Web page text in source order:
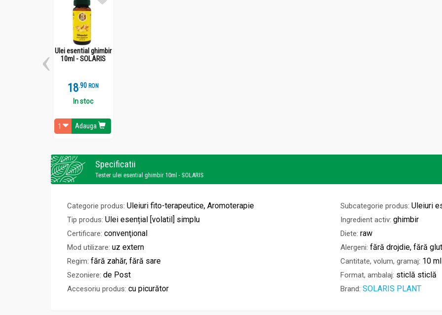
Ulei esential ghimbir
10ml - SOLARIS
18.9 RON
In stoc
Adauga
Specificatii
Tester ulei esential ghimbir 10ml - SOLARIS
Categorie produs: Uleiuri fito-terapeutice, Aromoterapie Subcategorie produs: Uleiuri
Tip produs: Ulei esențial [volatil] simplu Ingredient activ: ghimbir
Certificare: convenţional Diete: raw
Mod utilizare: uz extern Alergeni: fără drojdie, fără
Regim: fără zahăr, fără sare Cantitate, volum, gramaj: 10 ml
Sezoniere: de Post Format, ambalaj: sticlă sticlă
Accesoriu produs: cu picurător Brand: SOLARIS PLANT